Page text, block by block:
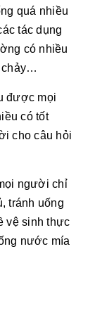
quá nhiều
tác dụng
có nhiều
chảy…
được mọi
có tốt
cho câu hỏi
người chỉ
tránh uống
vệ sinh thực
nước mía